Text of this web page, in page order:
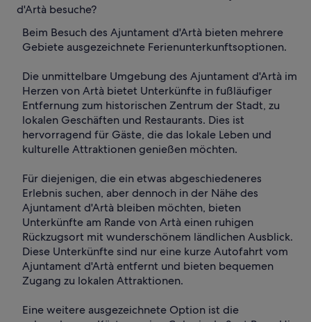
d'Artà besuche?
Beim Besuch des Ajuntament d'Artà bieten mehrere
Gebiete ausgezeichnete Ferienunterkunftsoptionen.
Die unmittelbare Umgebung des Ajuntament d'Artà im
Herzen von Artà bietet Unterkünfte in fußläufiger
Entfernung zum historischen Zentrum der Stadt, zu
lokalen Geschäften und Restaurants. Dies ist
hervorragend für Gäste, die das lokale Leben und
kulturelle Attraktionen genießen möchten.
Für diejenigen, die ein etwas abgeschiedeneres
Erlebnis suchen, aber dennoch in der Nähe des
Ajuntament d'Artà bleiben möchten, bieten
Unterkünfte am Rande von Artà einen ruhigen
Rückzugsort mit wunderschönem ländlichen Ausblick.
Diese Unterkünfte sind nur eine kurze Autofahrt vom
Ajuntament d'Artà entfernt und bieten bequemen
Zugang zu lokalen Attraktionen.
Eine weitere ausgezeichnete Option ist die